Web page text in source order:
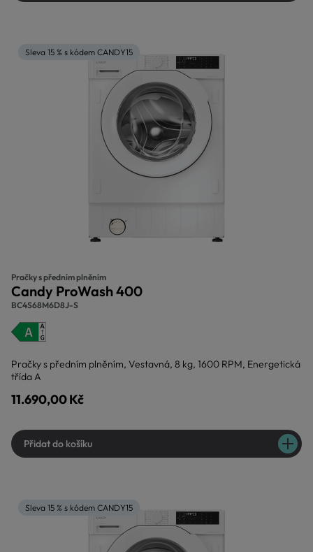
Sleva 15 % s kódem CANDY15
Pračky s předním plněním
Candy ProWash 400
BC4S68M6D8J-S
Pračky s předním plněním, Vestavná, 8 kg, 1600 RPM, Energetická
třída A
11.690,00 Kč
Přidat do košíku
Sleva 15 % s kódem CANDY15